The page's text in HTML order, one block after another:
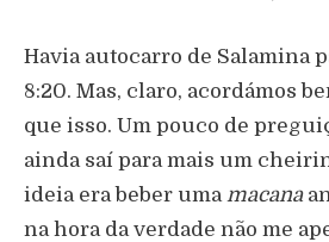
Havia autocarro de Salamina
8:20. Mas, claro, acordámos
que isso. Um pouco de
ainda saí para mais um
ideia era beber umamacana
na hora da verdade não me